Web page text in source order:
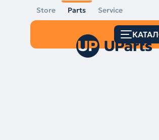
Store Parts Service